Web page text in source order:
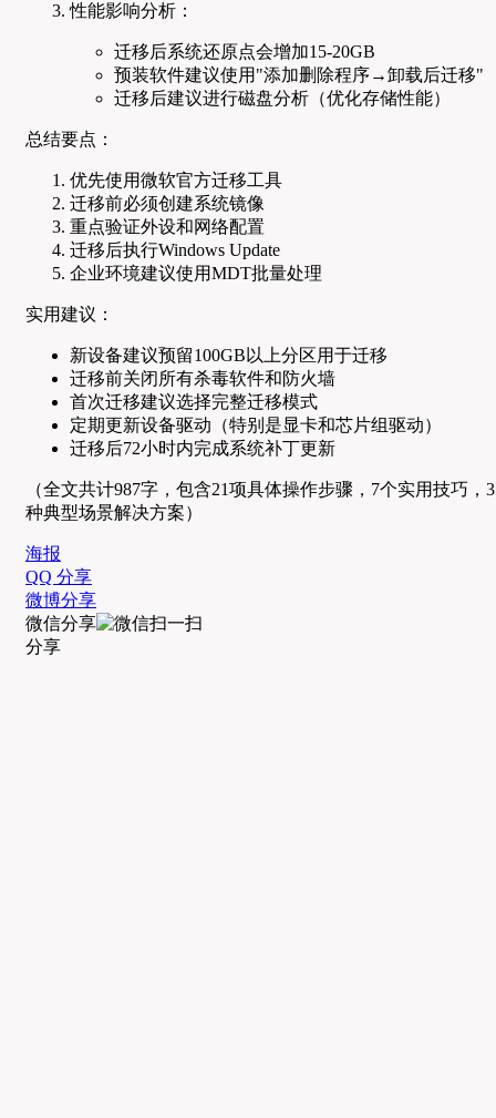
性能影响分析：
迁移后系统还原点会增加15-20GB
预装软件建议使用"添加删除程序→卸载后迁移"
迁移后建议进行磁盘分析（优化存储性能）
总结要点：
优先使用微软官方迁移工具
迁移前必须创建系统镜像
重点验证外设和网络配置
迁移后执行Windows Update
企业环境建议使用MDT批量处理
实用建议：
新设备建议预留100GB以上分区用于迁移
迁移前关闭所有杀毒软件和防火墙
首次迁移建议选择完整迁移模式
定期更新设备驱动（特别是显卡和芯片组驱动）
迁移后72小时内完成系统补丁更新
（全文共计987字，包含21项具体操作步骤，7个实用技巧，3
种典型场景解决方案）
海报
QQ 分享
微博分享
微信分享
分享